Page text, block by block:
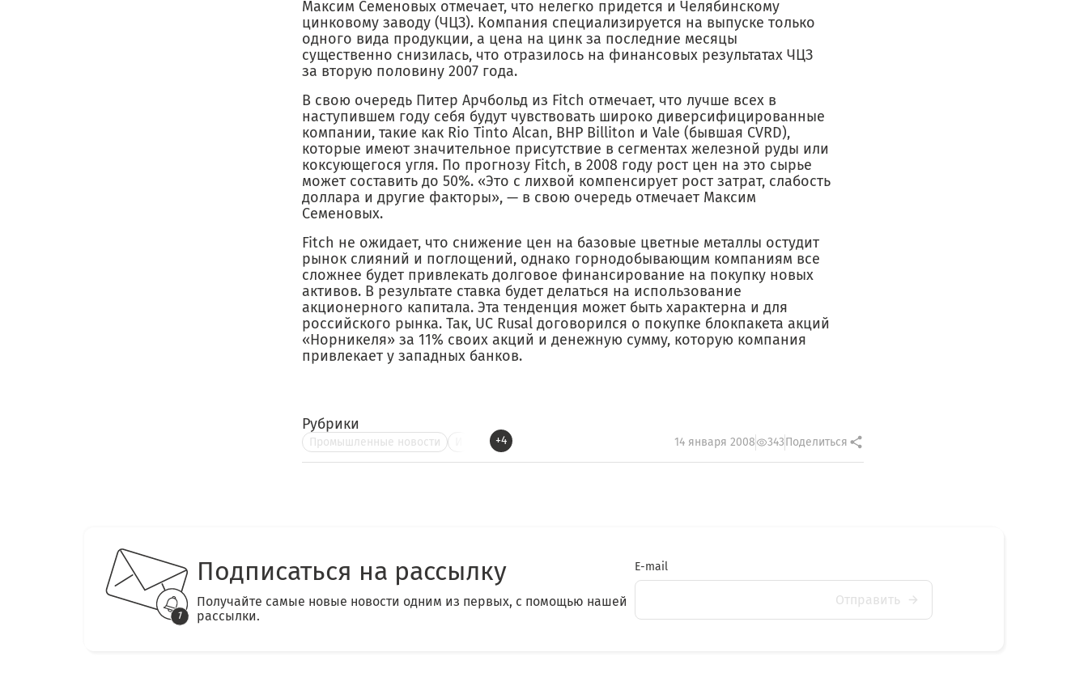
Максим Семеновых отмечает, что нелегко придется и Челябинскому
цинковому заводу (ЧЦЗ). Компания специализируется на выпуске только
одного вида продукции, а цена на цинк за последние месяцы
существенно снизилась, что отразилось на финансовых результатах ЧЦЗ
за вторую половину 2007 года.
В свою очередь Питер Арчбольд из Fitch отмечает, что лучше всех в
наступившем году себя будут чувствовать широко диверсифицированные
компании, такие как Rio Tinto Alcan, BHP Billiton и Vale (бывшая CVRD),
которые имеют значительное присутствие в сегментах железной руды или
коксующегося угля. По прогнозу Fitch, в 2008 году рост цен на это сырье
может составить до 50%. «Это с лихвой компенсирует рост затрат, слабость
доллара и другие факторы», — в свою очередь отмечает Максим
Семеновых.
Fitch не ожидает, что снижение цен на базовые цветные металлы остудит
рынок слияний и поглощений, однако горнодобывающим компаниям все
сложнее будет привлекать долговое финансирование на покупку новых
активов. В результате ставка будет делаться на использование
акционерного капитала. Эта тенденция может быть характерна и для
российского рынка. Так, UC Rusal договорился о покупке блокпакета акций
«Норникеля» за 11% своих акций и денежную сумму, которую компания
привлекает у западных банков.
Рубрики
Промышленные новости +4 14 января 2008 343Поделиться
Подписаться на рассылку
Получайте самые новые новости одним из первых, с помощью нашей
рассылки.
E-mail
Отправить